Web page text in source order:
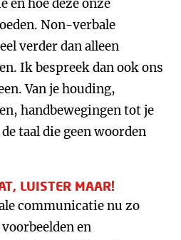
en hoe deze onze
Non-verbale
verder dan alleen
Ik bespreek dan ook ons
Van je houding,
handbewegingen tot je
taal die geen woorden
LUISTER MAAR!
communicatie nu zo
en